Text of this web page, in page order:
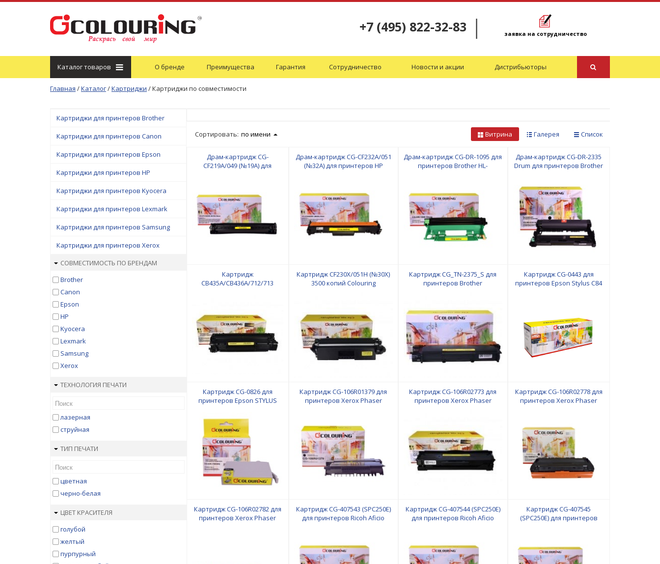
+7 (495) 822-32-83 заявка на сотрудничество
Каталогтоваров О бренде Преимущества Гарантия Сотрудничество Новости и акции Дистрибьюторы
Главная /Каталог/Картриджи /Картриджи по совместимости
Картриджи для принтеров Brother
Картриджи для принтеров Canon
Картриджи для принтеров Epson
Картриджи для принтеров HP
Картриджи для принтеров Kyocera
Картриджи для принтеров Lexmark
Картриджи для принтеров Samsung
Картриджи для принтеров Xerox
СОВМЕСТИМОСТЬ ПО БРЕНДАМ
Brother
Canon
Epson
HP
Kyocera
Lexmark
Samsung
Xerox
ТЕХНОЛОГИЯ ПЕЧАТИ
лазерная
струйная
ТИП ПЕЧАТИ
цветная
черно-белая
ЦВЕТ КРАСИТЕЛЯ
голубой
желтый
пурпурный
Список
Галерея
Витрина
Сортировать: по имени
Драм-картридж CG-
CF219A/049 (№19A) для
LBP-110/LBP-112/LBP-113/MF-
110/MF-112/MF-113 Drum
12000 копий Colouring
Драм-картридж CG-CF232A/051
(№32A) для принтеров HP
Ultra M230/M230sdn/Canon LBP-
160/LBP-162/MF-260/MF-264/MF-
267/MF-269 Drum 23000 копий
Colouring
Драм-картридж CG-DR-1095 для
принтеров Brother HL-
Драм-картридж CG-DR-2335
Drum для принтеров Brother
Картридж
CB435A/CB436A/712/713
Картридж CF230X/051H (№30X)
3500 копий Colouring
Картридж CG_TN-2375_S для
принтеров Brother
Картридж CG-0443 для
принтеров Epson Stylus C84
Картридж CG-0826 для
принтеров Epson STYLUS
Light Magenta водн Colouring
Картридж CG-106R01379 для
принтеров Xerox Phaser
Картридж CG-106R02773 для
принтеров Xerox Phaser
Картридж CG-106R02778 для
принтеров Xerox Phaser
3000 копий Colouring
Картридж CG-106R02782 для
принтеров Xerox Phaser
Картридж CG-407543 (SPC250E)
для принтеров Ricoh Aficio
Картридж CG-407544 (SPC250E)
для принтеров Ricoh Aficio
Картридж CG-407545
(SPC250E) для принтеров
Magenta 1600 копий
Colouring